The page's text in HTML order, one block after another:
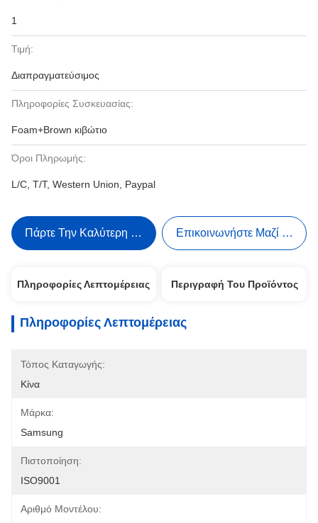
1
Τιμή:
Διαπραγματεύσιμος
Πληροφορίες Συσκευασίας:
Foam+Brown κιβώτιο
Όροι Πληρωμής:
L/C, T/T, Western Union, Paypal
Πάρτε Την Καλύτερη Τιμή Επικοινωνήστε Μαζί Μας
Πληροφορίες Λεπτομέρειας Περιγραφή Του Προϊόντος
Πληροφορίες Λεπτομέρειας
Τόπος Καταγωγής:
Κίνα
Μάρκα:
Samsung
Πιστοποίηση:
ISO9001
Αριθμό Μοντέλου: